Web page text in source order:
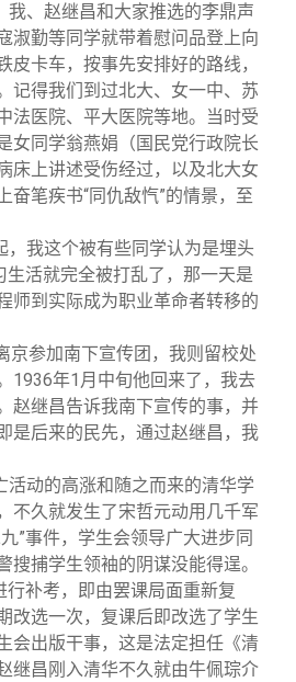
我、赵继昌和大家推选的李鼎声
淑勤等同学就带着慰问品登上向
皮卡车，按事先安排好的路线，
记得我们到过北大、女一中、苏
法医院、平大医院等地。当时受
女同学翁燕娟（国民党行政院长
床上讲述受伤经过，以及北大女
奋笔疾书“同仇敌忾”的情景，至
，我这个被有些同学认为是埋头
生活就完全被打乱了，那一天是
师到实际成为职业革命者转移的
京参加南下宣传团，我则留校处
1936年1月中旬他回来了，我去
赵继昌告诉我南下宣传的事，并
是后来的民先，通过赵继昌，我
活动的高涨和随之而来的清华学
不久就发生了宋哲元动用几千军
”事件，学生会领导广大进步同
搜捕学生领袖的阴谋没能得逞。
行补考，即由罢课局面重新复
改选一次，复课后即改选了学生
会出版干事，这是法定担任《清
继昌刚入清华不久就由牛佩琮介